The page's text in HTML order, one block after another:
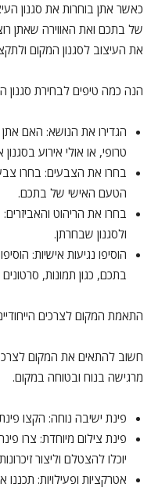
כאשר אתן בוחרות את סגנון
של בתכם ואת האווירה שאתן
את העיצוב לסגנון המקום
הנה כמה טיפים לבחירת סגנון
הגדירו את הנושא: האם אתן
טרופי, או אולי אירוע
בחרו את הצבעים: בחרו
הטעם האישי של בתכם.
בחרו את הריהוט
ולסגנון שבחרתן.
הוסיפו נגיעות אישיות:
בתכם, כגון תמונות,
התאמת המקום לצרכים
חשוב להתאים את המקום
מרגישה בנוח ובטוחה במקום.
פינת ישיבה נוחה: הקצו
פינת צילום מיוחדת: צרו
יוכלו להצטלם וליצור
אטרקציות ופעילויות: תכננו